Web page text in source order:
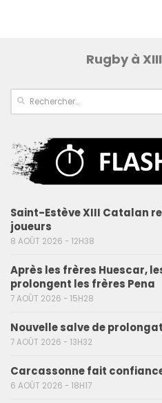
Rugby à
Saint-Estève XIII Catalan
joueurs
8 AOÛT 2026 - 12H38
Après les frères Huescar,
prolongent les frères Pena
7 AOÛT 2026 - 15H28
Nouvelle salve de
7 AOÛT 2026 - 13H32
Carcassonne fait
6 AOÛT 2026 - 18H17